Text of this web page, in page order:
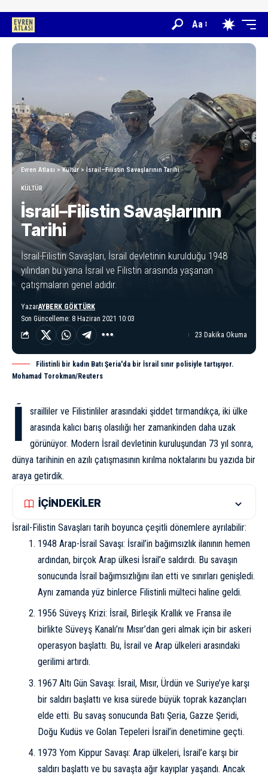
Aa
Evren Atlası > Kültür>İsrail–Filistin Savaşlarının Tarihi
KÜLTÜR
İsrail–Filistin Savaşlarının
Tarihi
İsrail-Filistin Savaşları, İsrail devletinin kurulduğu 1948
yılından bu yana İsrail ve Filistin arasında yaşanan
çatışmaların genel adıdır.
Son Güncelleme: 8 Haziran 2021 10:03
YazarAYBERK GÖKTÜRK
23 Dakika Okuma
Filistinli bir kadın Batı Şeria'da bir İsrail sınır polisiyle tartışıyor.
Mohamad Torokman/Reuters
İ
srailliler ve Filistinliler arasındaki şiddet tırmandıkça, iki ülke
arasında kalıcı barış olasılığı her zamankinden daha uzak
görünüyor. Modern İsrail devletinin kuruluşundan 73 yıl sonra,
dünya tarihinin en azılı çatışmasının kırılma noktalarını bu yazıda bir
araya getirdik.
İÇİNDEKİLER
İsrail-Filistin Savaşları tarih boyunca çeşitli dönemlere ayrılabilir:
1948 Arap-İsrail Savaşı: İsrail’in bağımsızlık ilanının hemen
ardından, birçok Arap ülkesi İsrail’e saldırdı. Bu savaşın
sonucunda İsrail bağımsızlığını ilan etti ve sınırları genişledi.
Aynı zamanda yüz binlerce Filistinli mülteci haline geldi.
1956 Süveyş Krizi: İsrail, Birleşik Krallık ve Fransa ile
birlikte Süveyş Kanalı’nı Mısır’dan geri almak için bir askeri
operasyon başlattı. Bu, İsrail ve Arap ülkeleri arasındaki
gerilimi artırdı.
1967 Altı Gün Savaşı: İsrail, Mısır, Ürdün ve Suriye’ye karşı
bir saldırı başlattı ve kısa sürede büyük toprak kazançları
elde etti. Bu savaş sonucunda Batı Şeria, Gazze Şeridi,
Doğu Kudüs ve Golan Tepeleri İsrail’in denetimine geçti.
1973 Yom Kippur Savaşı: Arap ülkeleri, İsrail’e karşı bir
saldırı başlattı ve bu savaşta ağır kayıplar yaşandı. Ancak